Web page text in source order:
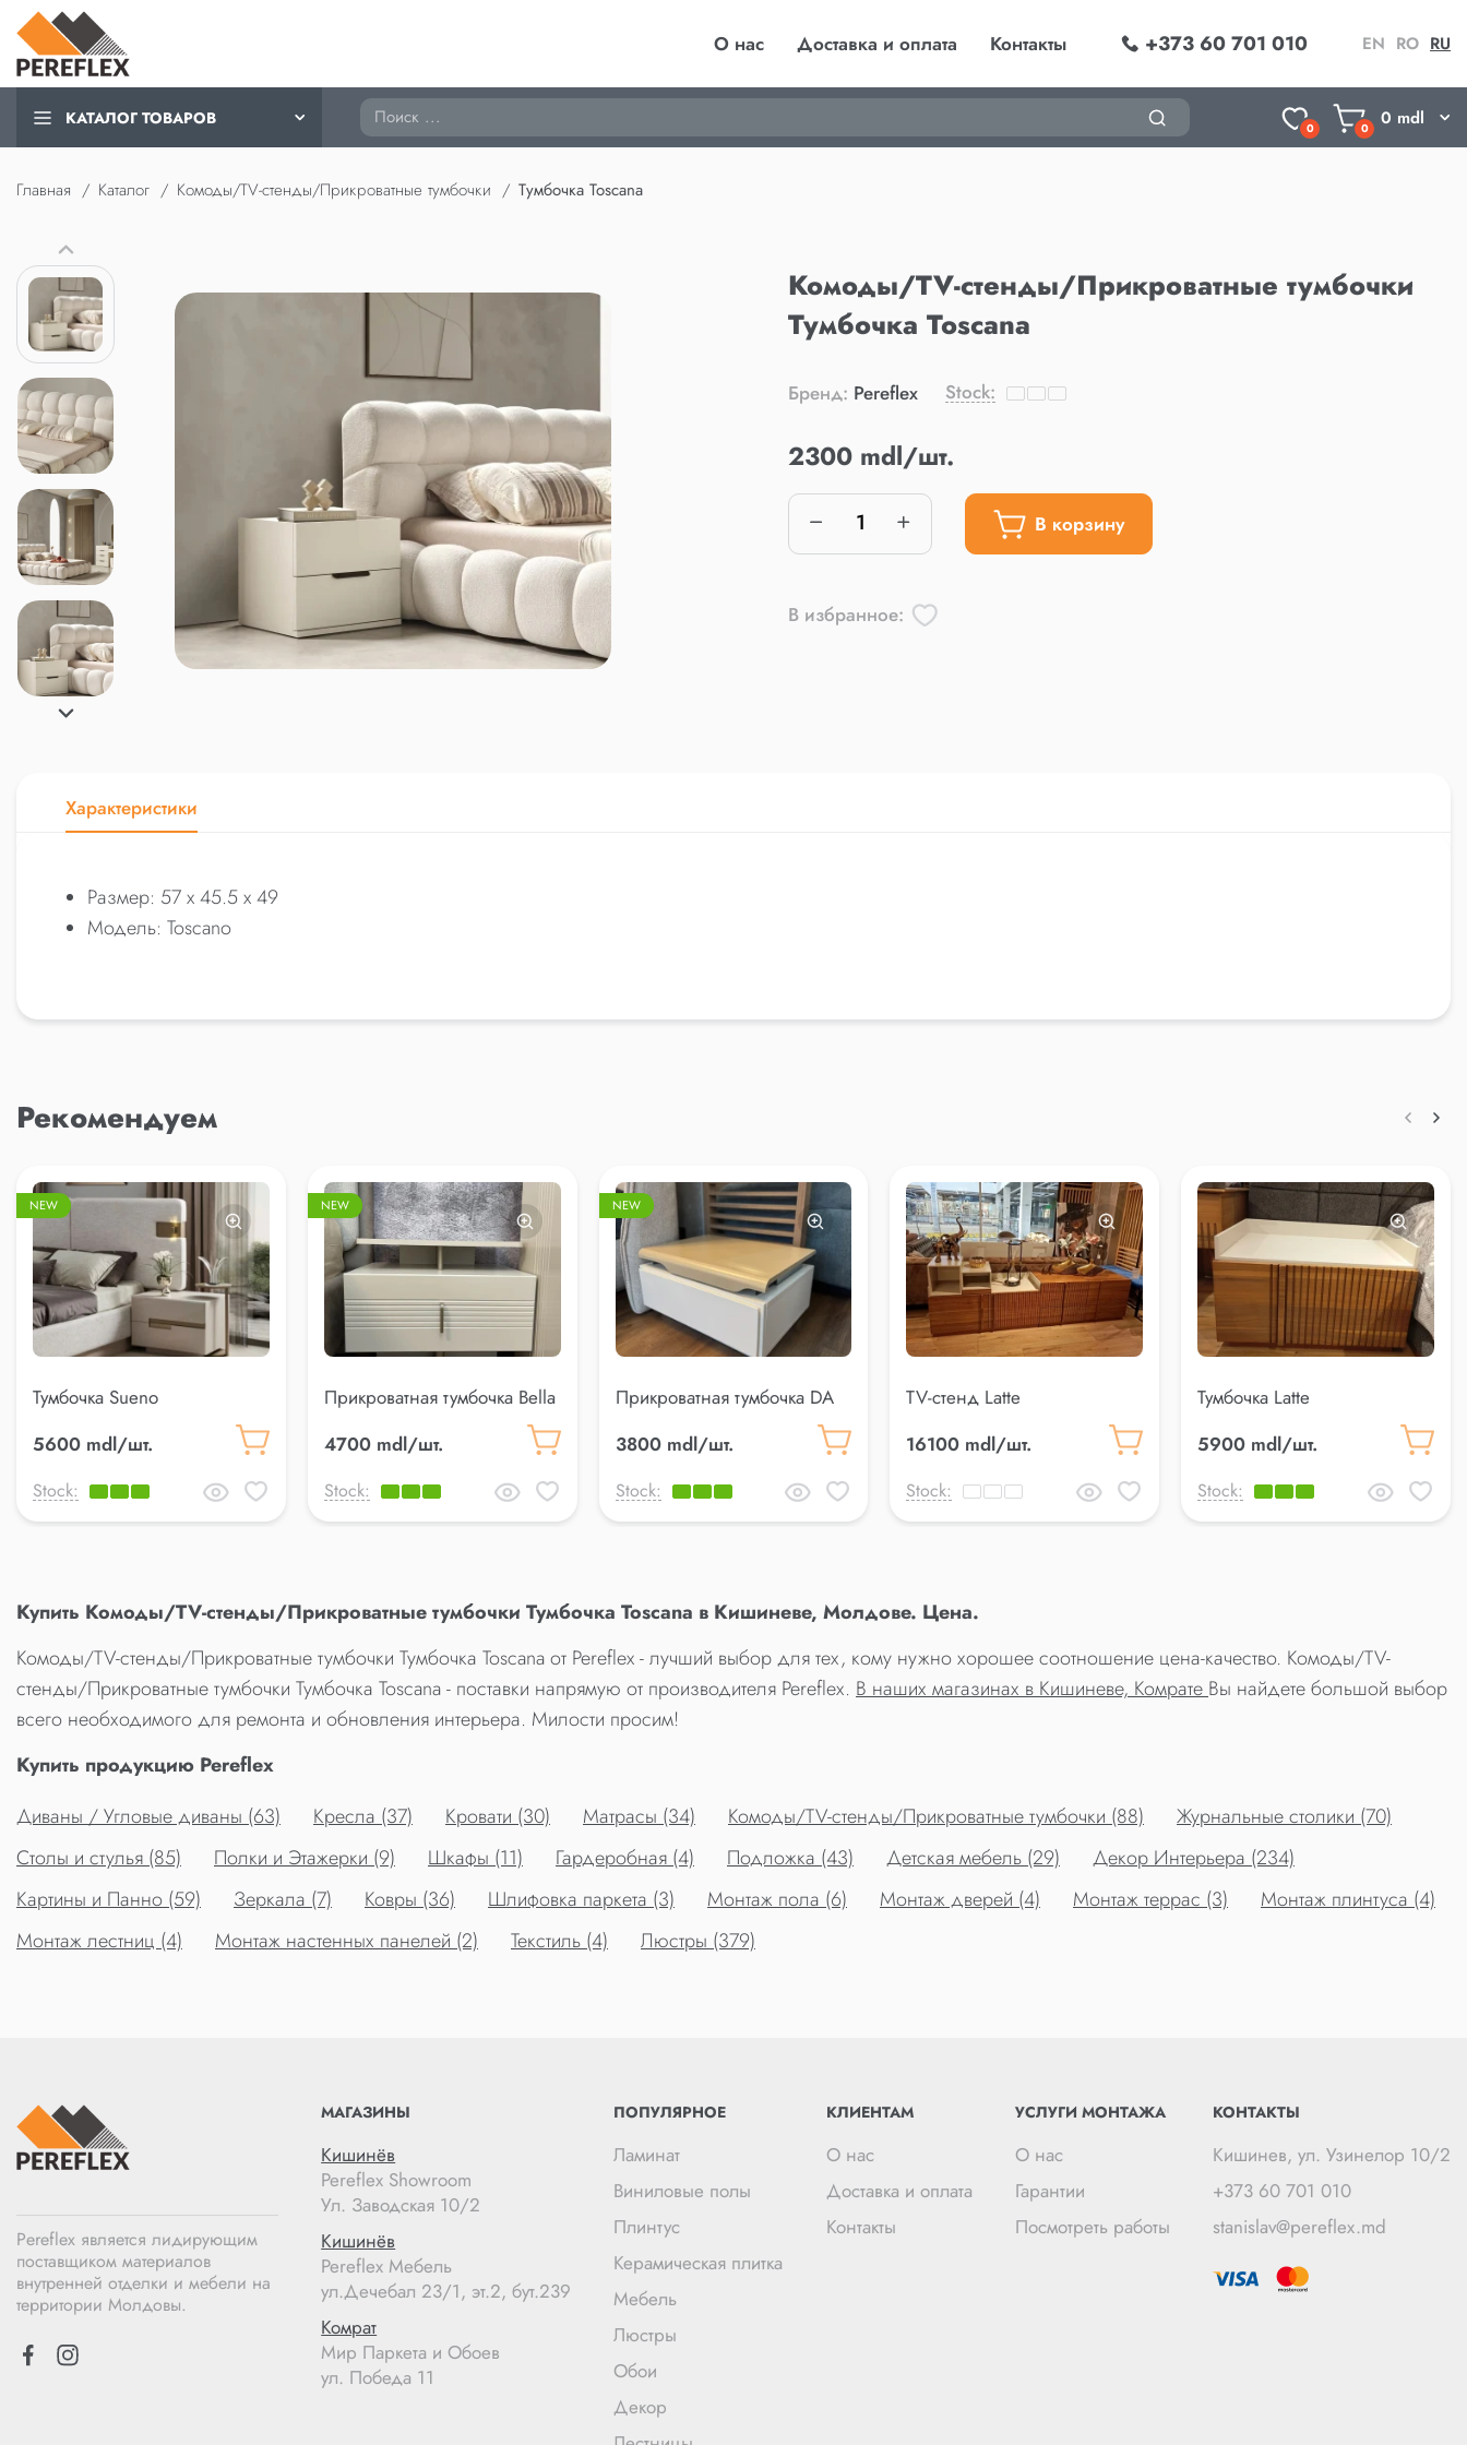
О нас Доставка и оплата Контакты +373 60 701 010 EN RO RU
КАТАЛОГ ТОВАРОВ Поиск
0 0 0 mdl
Главная Каталог Комоды/TV-стенды/Прикроватные тумбочки Тумбочка Toscana
Комоды/TV-стенды/Прикроватные тумбочки
Тумбочка Toscana
Бренд: Pereflex Stock:
2300 mdl/шт.
В корзину
В избранное:
Характеристики
Размер: 57 x 45.5 x 49
Модель: Toscano
Рекомендуем
NEW
Тумбочка Sueno
5600 mdl/шт.
Stock:
NEW
Прикроватная тумбочка Bella
4700 mdl/шт.
Stock:
NEW
Прикроватная тумбочка DA
3800 mdl/шт.
Stock:
TV-стенд Latte
16100 mdl/шт.
Stock:
Тумбочка Latte
5900 mdl/шт.
Stock:
Купить Комоды/TV-стенды/Прикроватные тумбочки Тумбочка Toscana в Кишиневе, Молдове. Цена.
Комоды/TV-стенды/Прикроватные тумбочки Тумбочка Toscana от Pereflex - лучший выбор для тех, кому нужно хорошее соотношение цена-качество. Комоды/TV-
стенды/Прикроватные тумбочки Тумбочка Toscana - поставки напрямую от производителя Pereflex. В наших магазинах в Кишиневе, Комрате Вы найдете большой выбор
всего необходимого для ремонта и обновления интерьера. Милости просим!
Купить продукцию Pereflex
Диваны / Угловые диваны (63)
Кресла (37) Кровати (30) Матрасы (34) Комоды/TV-стенды/Прикроватные тумбочки (88)
Журнальные столики (70)
Столы и стулья (85)
Полки и Этажерки (9) Шкафы (11) Гардеробная (4) Подложка (43) Детская мебель (29)
Декор Интерьера (234)
Картины и Панно (59)
Зеркала (7) Ковры (36) Шлифовка паркета (3) Монтаж пола (6) Монтаж дверей (4) Монтаж террас (3)
Монтаж плинтуса (4)
Монтаж лестниц (4)
Монтаж настенных панелей (2) Текстиль (4) Люстры (379)
Pereflex является лидирующим
поставщиком материалов
внутренней отделки и мебели на
территории Молдовы.
МАГАЗИНЫ
Кишинёв
Pereflex Showroom
Ул. Заводская 10/2
Кишинёв
Pereflex Мебель
ул.Дечебал 23/1, эт.2, бут.239
Комрат
Мир Паркета и Обоев
ул. Победа 11
ПОПУЛЯРНОЕ
Ламинат
Виниловые полы
Плинтус
Керамическая плитка
Мебель
Люстры
Обои
Декор
КЛИЕНТАМ
О нас
Доставка и оплата
Контакты
УСЛУГИ МОНТАЖА
О нас
Гарантии
Посмотреть работы
КОНТАКТЫ
Кишинев, ул. Узинелор 10/2
+373 60 701 010
stanislav@pereflex.md